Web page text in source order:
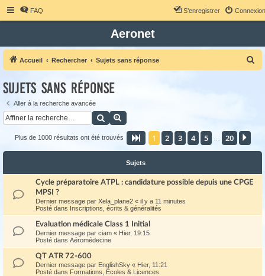
FAQ Connexion
S’enregistrer
Aeronet
Accueil Rechercher Sujets sans réponse
e
Sujets sans réponse
Aller à la recherche avancée
Rechercher
Plus de 1000 résultats ont été trouvés Page 1sur20
1 2 3 4 5 20
Sujets
Cycle préparatoire ATPL : candidature possible depuis une CPGE
MPSI ?
Dernier message par Xela_plane2 « il y a 11 minutes
Posté dans Inscriptions, écrits & généralités
Evaluation médicale Class 1 Initial
Dernier message par ciam « Hier, 19:15
Posté dans Aéromédecine
QT ATR 72-600
Dernier message par EnglishSky « Hier, 11:21
Posté dans Formations, Écoles & Licences